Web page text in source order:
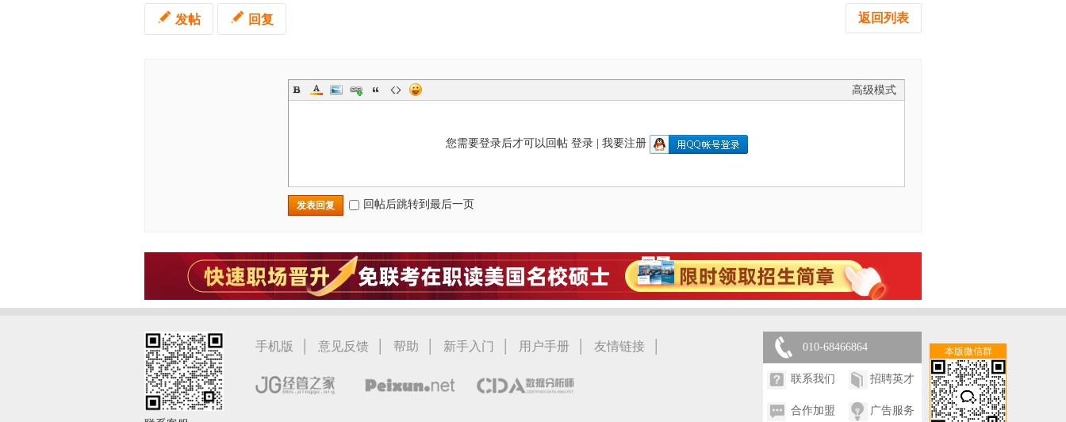
返回列表
发帖 回复
高级模式
您需要登录后才可以回帖 登录| 我要注册
发表回复 回帖后跳转到最后一页
本版微信群
手机版 | 意见反馈 | 帮助 | 新手入门 | 用户手册 | 友情链接 | 010-68466864
联系我们 招聘英才
合作加盟 广告服务